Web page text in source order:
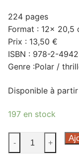
224 pages
Format : 12× 20,5
Prix : 13,50 €
ISBN : 978-2-
Genre :Polar /
Disponible à
197 en stock
quantité
de
- +